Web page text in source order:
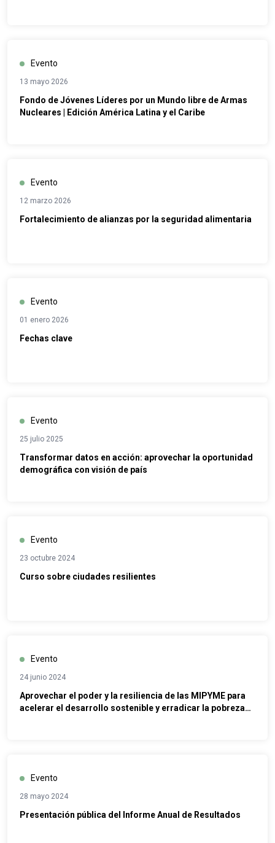
Evento
13 mayo 2026
Fondo de Jóvenes Líderes por un Mundo libre de Armas
Nucleares | Edición América Latina y el Caribe
Evento
12 marzo 2026
Fortalecimiento de alianzas por la seguridad alimentaria
Evento
01 enero 2026
Fechas clave
Evento
25 julio 2025
Transformar datos en acción: aprovechar la oportunidad
demográfica con visión de país
Evento
23 octubre 2024
Curso sobre ciudades resilientes
Evento
24 junio 2024
Aprovechar el poder y la resiliencia de las MIPYME para
acelerar el desarrollo sostenible y erradicar la pobreza
Evento
28 mayo 2024
Presentación pública del Informe Anual de Resultados